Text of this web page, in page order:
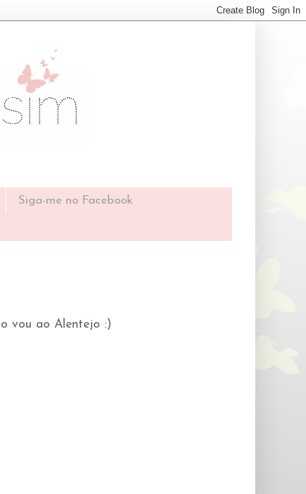
Siga-me no Facebook
vou ao Alentejo :)